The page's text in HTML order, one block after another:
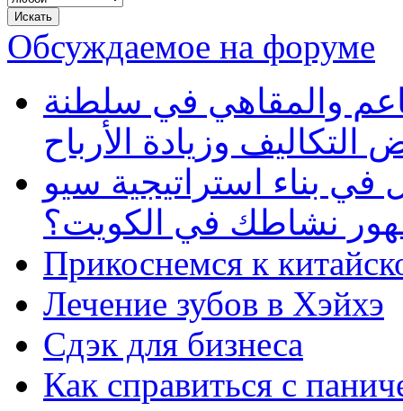
Обсуждаемое на форуме
والمقاهي في سلطنة
وزيادة الأرباح
بناء استراتيجية سيو
نشاطك في الكويت؟
Прикоснемся к
Лечение зубов в Хэйхэ
Сдэк для бизнеса
Как справиться с